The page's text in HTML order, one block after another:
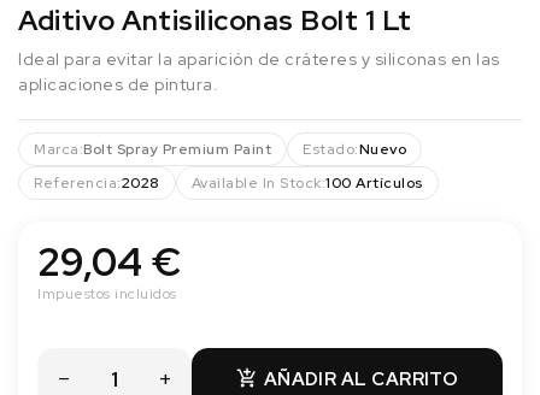
Aditivo Antisiliconas Bolt 1 Lt
Ideal para evitar la aparición de cráteres y siliconas en las
aplicaciones de pintura.
Marca:Bolt Spray Premium Paint Estado:Nuevo
Referencia:2028 Available In Stock:100 Artículos
29,04 €
Impuestos incluidos
 AÑADIR AL CARRITO